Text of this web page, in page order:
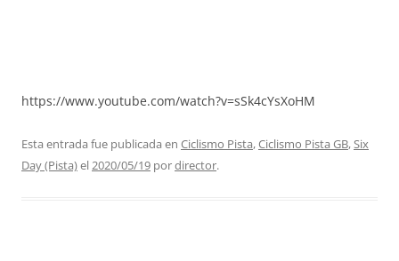
https://www.youtube.com/watch?v=sSk4cYsXoHM
Esta entrada fue publicada en Ciclismo Pista,Ciclismo Pista GB,Six
Day (Pista)el2020/05/19 pordirector.